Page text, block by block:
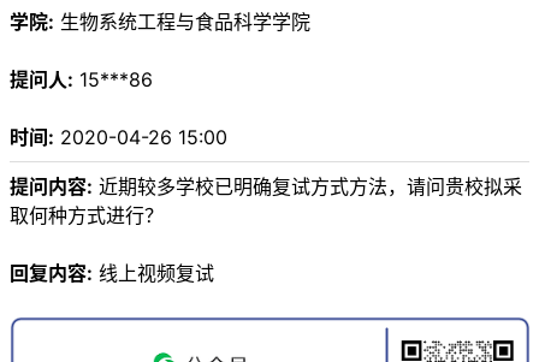
学院: 生物系统工程与食品科学学院
提问人: 15***86
时间: 2020-04-26 15:00
提问内容: 近期较多学校已明确复试方式方法，请问贵校拟采
取何种方式进行？
回复内容: 线上视频复试